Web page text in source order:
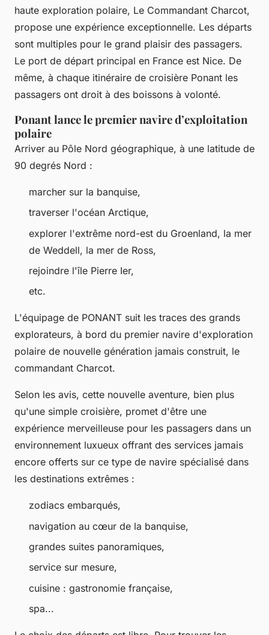
haute exploration polaire, Le Commandant Charcot,
propose une expérience exceptionnelle. Les départs
sont multiples pour le grand plaisir des passagers.
Le port de départ principal en France est Nice. De
même, à chaque itinéraire de croisière Ponant les
passagers ont droit à des boissons à volonté.
Ponant lance le premier navire d’exploitation
polaire
Arriver au Pôle Nord géographique, à une latitude de
90 degrés Nord :
marcher sur la banquise,
traverser l'océan Arctique,
explorer l'extrême nord-est du Groenland, la mer
de Weddell, la mer de Ross,
rejoindre l'île Pierre Ier,
etc.
L'équipage de PONANT suit les traces des grands
explorateurs, à bord du premier navire d'exploration
polaire de nouvelle génération jamais construit, le
commandant Charcot.
Selon les avis, cette nouvelle aventure, bien plus
qu'une simple croisière, promet d'être une
expérience merveilleuse pour les passagers dans un
environnement luxueux offrant des services jamais
encore offerts sur ce type de navire spécialisé dans
les destinations extrêmes :
zodiacs embarqués,
navigation au cœur de la banquise,
grandes suites panoramiques,
service sur mesure,
cuisine : gastronomie française,
spa...